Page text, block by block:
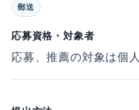
郵送
応募資格・対象者
応募、推薦の対象は個